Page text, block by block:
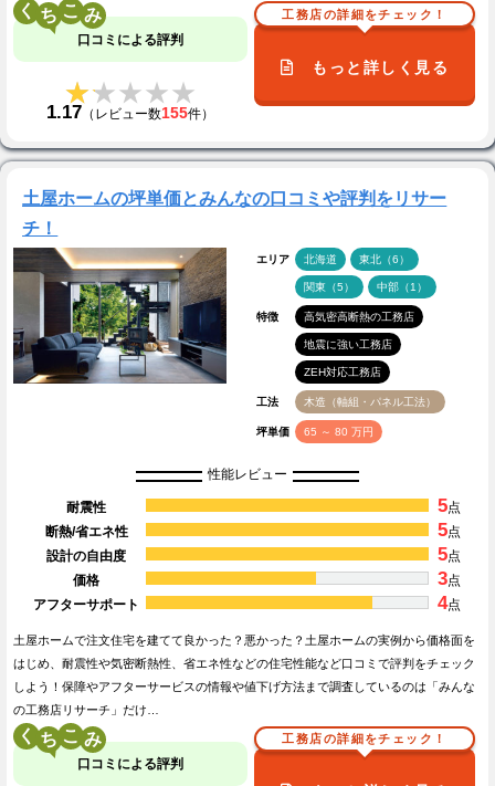
く こ
口コミによる評判
★★★★★
★★★★★
1.17 （レビュー数155件）
工務店の詳細をチェック！
もっと詳しく見る
土屋ホームの坪単価とみんなの口コミや評判をリサー
チ！
エリア 北海道 東北（6）
関東（5） 中部（1）
特徴 高気密高断熱の工務店
地震に強い工務店
ZEH対応工務店
工法 木造（軸組・パネル工法）
坪単価 65 ～ 80 万円
性能レビュー
耐震性 5点
断熱/省エネ性
5点
設計の自由度
5点
価格
3点
アフターサポート
4点
土屋ホームで注文住宅を建てて良かった？悪かった？土屋ホームの実例から価格面を
はじめ、耐震性や気密断熱性、省エネ性などの住宅性能など口コミで評判をチェック
しよう！保障やアフターサービスの情報や値下げ方法まで調査しているのは「みんな
の工務店リサーチ」だけ…
く こ
口コミによる評判
工務店の詳細をチェック！